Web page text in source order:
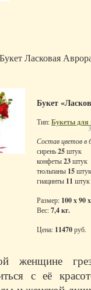
Ласковая
Букет
Тип:Букеты для
Состав цветов в
сирень25штук
конфеты23штук
тюльпаны 15штук
гиацинты 11 штук
Размер: 100 x 90
Вес:7,4 кг.
Цена: 11470руб.
женщине
с её